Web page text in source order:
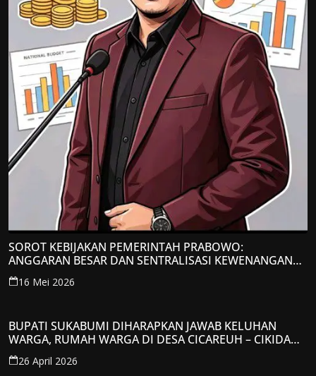
SOROT KEBIJAKAN PEMERINTAH PRABOWO:
ANGGARAN BESAR DAN SENTRALISASI KEWENANGAN
JADI PERHATIAN; LPP-TIPIKOR RI BERIKAN TANGGAPAN
KRITIS
16 Mei 2026
BUPATI SUKABUMI DIHARAPKAN JAWAB KELUHAN
WARGA, RUMAH WARGA DI DESA CICAREUH – CIKIDANG
DIAMBRUKAN
26 April 2026